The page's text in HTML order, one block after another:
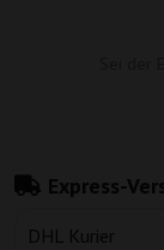
Express-
DHL Kurier